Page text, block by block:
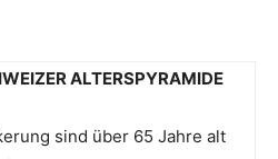
ALTERSPYRAMIDE
sind über 65 Jahre alt